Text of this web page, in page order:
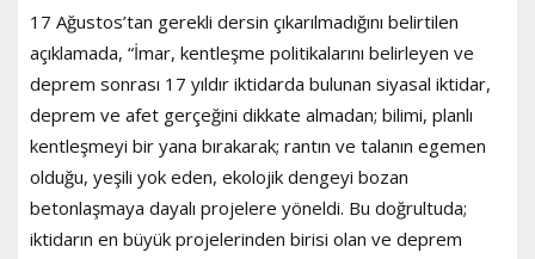
17 Ağustos’tan gerekli dersin çıkarılmadığını belirtilen
açıklamada, “İmar, kentleşme politikalarını belirleyen ve
deprem sonrası 17 yıldır iktidarda bulunan siyasal iktidar,
deprem ve afet gerçeğini dikkate almadan; bilimi, planlı
kentleşmeyi bir yana bırakarak; rantın ve talanın egemen
olduğu, yeşili yok eden, ekolojik dengeyi bozan
betonlaşmaya dayalı projelere yöneldi. Bu doğrultuda;
iktidarın en büyük projelerinden birisi olan ve deprem